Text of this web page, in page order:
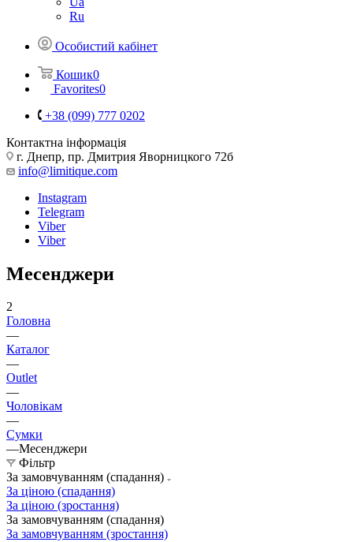
Ru
Особистий кабінет
Кошик0
Favorites0
+38 (099) 777 0202
Контактна інформація
г. Днепр, пр. Дмитрия Яворницкого 72б
info@limitique.com
Instagram
Telegram
Viber
Viber
Месенджери
2
Головна
—
Каталог
—
Outlet
—
Чоловікам
—
Сумки
—Месенджери
Фільтр
За замовчуванням (спадання)
За ціною (спадання)
За ціною (зростання)
За замовчуванням (спадання)
За замовчуванням (зростання)